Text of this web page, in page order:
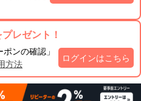
レゼント！
ンの確認」
方法
ログインはこちら